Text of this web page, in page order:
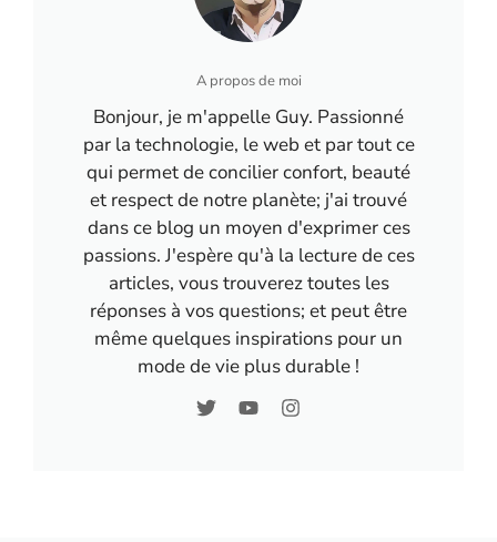
A propos de moi
Bonjour, je m'appelle Guy. Passionné
par la technologie, le web et par tout ce
qui permet de concilier confort, beauté
et respect de notre planète; j'ai trouvé
dans ce blog un moyen d'exprimer ces
passions. J'espère qu'à la lecture de ces
articles, vous trouverez toutes les
réponses à vos questions; et peut être
même quelques inspirations pour un
mode de vie plus durable !